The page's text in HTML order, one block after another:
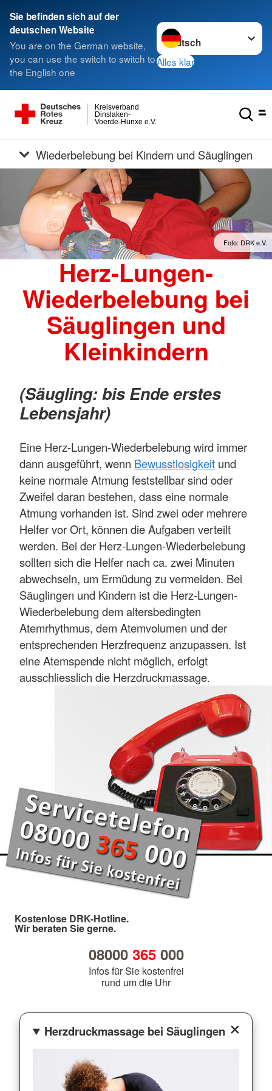
Sie befinden sich auf der
deutschen Website
You are on the German website,
you can use the switch to switch to
the English one
Sprache wechseln zu
Alles klar
Voerde-Hünxe e.V.
Dinslaken-
Kreisverband
Wiederbelebung bei Kindern und Säuglingen
Foto: DRK e.V.
Herz-Lungen-
Wiederbelebung bei
Säuglingen und
Kleinkindern
(Säugling: bis Ende erstes
Lebensjahr)
Eine Herz-Lungen-Wiederbelebung wird immer
dann ausgeführt, wenn Bewusstlosigkeit und
keine normale Atmung feststellbar sind oder
Zweifel daran bestehen, dass eine normale
Atmung vorhanden ist. Sind zwei oder mehrere
Helfer vor Ort, können die Aufgaben verteilt
werden. Bei der Herz-Lungen-Wiederbelebung
sollten sich die Helfer nach ca. zwei Minuten
abwechseln, um Ermüdung zu vermeiden. Bei
Säuglingen und Kindern ist die Herz-Lungen-
Wiederbelebung dem altersbedingten
Atemrhythmus, dem Atemvolumen und der
entsprechenden Herzfrequenz anzupassen. Ist
eine Atemspende nicht möglich, erfolgt
ausschliesslich die Herzdruckmassage.
Kostenlose DRK-Hotline.
Wir beraten Sie gerne.
08000 365000
Infos für Sie kostenfrei
rund um die Uhr
Herzdruckmassage bei Säuglingen